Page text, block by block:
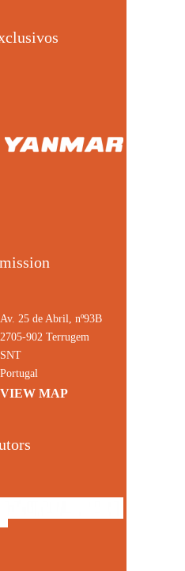
Av. 25 de Abril, nº93B
2705-902 Terrugem
SNT
Portugal
VIEW MAP